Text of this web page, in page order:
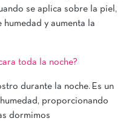
se aplica sobre la piel,
y aumenta la
toda la noche?
durante la noche. Es un
proporcionando
dormimos